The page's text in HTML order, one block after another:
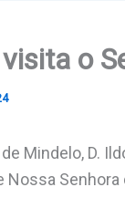
o
Mindelo, D.